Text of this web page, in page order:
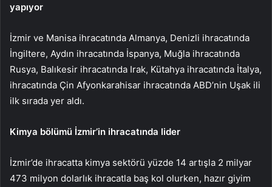
yapıyor
İzmir ve Manisa ihracatında Almanya, Denizli ihracatında
İngiltere, Aydın ihracatında İspanya, Muğla ihracatında
Rusya, Balıkesir ihracatında Irak, Kütahya ihracatında İtalya,
ihracatında Çin Afyonkarahisar ihracatında ABD’nin Uşak ili
ilk sırada yer aldı.
Kimya bölümü İzmir’in ihracatında lider
İzmir’de ihracatta kimya sektörü yüzde 14 artışla 2 milyar
473 milyon dolarlık ihracatla baş kol olurken, hazır giyim